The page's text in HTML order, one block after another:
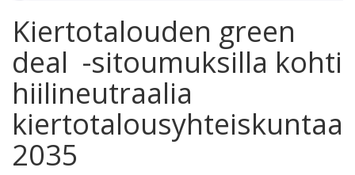
Kiertotalouden green
deal -sitoumuksilla kohti
hiilineutraalia
kiertotalousyhteiskuntaa
2035